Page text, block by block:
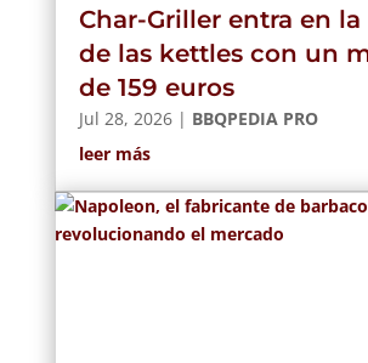
Char-Griller entra en
de las kettles con un
de 159 euros
Jul 28, 2026| BBQPEDIA PRO
leer más